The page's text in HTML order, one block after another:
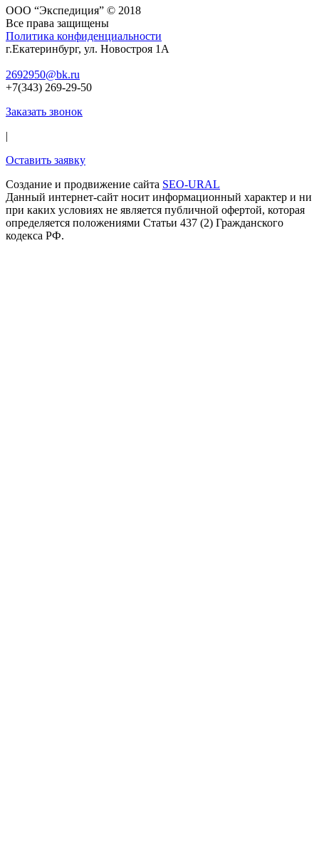
ООО “Экспедиция” © 2018
Все права защищены
Политика конфиденциальности
г.Екатеринбург, ул. Новостроя 1А
2692950@bk.ru
+7(343) 269-29-50
Заказать звонок
|
Оставить заявку
Создание и продвижение сайта SEO-URAL
Данный интернет-сайт носит информационный характер и ни
при каких условиях не является публичной офертой, которая
определяется положениями Статьи 437 (2) Гражданского
кодекса РФ.